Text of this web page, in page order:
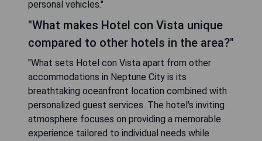
personal vehicles."
"What makes Hotel con Vista unique
compared to other hotels in the area?"
"What sets Hotel con Vista apart from other
accommodations in Neptune City is its
breathtaking oceanfront location combined with
personalized guest services. The hotel's inviting
atmosphere focuses on providing a memorable
experience tailored to individual needs while